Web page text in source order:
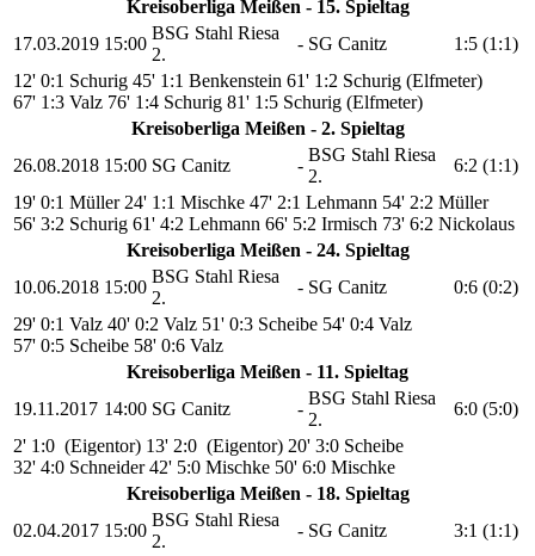
Kreisoberliga Meißen - 15. Spieltag
17.03.2019 15:00
BSG Stahl Riesa
2.
- SG Canitz
1:5 (1:1)
12' 0:1 Schurig 45' 1:1 Benkenstein 61' 1:2 Schurig (Elfmeter)
67' 1:3 Valz 76' 1:4 Schurig 81' 1:5 Schurig (Elfmeter)
Kreisoberliga Meißen - 2. Spieltag
26.08.2018 15:00 SG Canitz -
BSG Stahl Riesa
2.
6:2 (1:1)
19' 0:1 Müller24' 1:1 Mischke 47' 2:1 Lehmann 54' 2:2 Müller
56' 3:2 Schurig 61' 4:2 Lehmann 66' 5:2 Irmisch 73' 6:2 Nickolaus
Kreisoberliga Meißen - 24. Spieltag
10.06.2018 15:00
BSG Stahl Riesa
2.
- SG Canitz
0:6 (0:2)
29' 0:1 Valz 40' 0:2 Valz 51' 0:3 Scheibe 54' 0:4 Valz
57' 0:5 Scheibe 58' 0:6 Valz
Kreisoberliga Meißen - 11. Spieltag
19.11.2017 14:00 SG Canitz -
BSG Stahl Riesa
2.
6:0 (5:0)
2' 1:0 (Eigentor) 13' 2:0 (Eigentor) 20' 3:0 Scheibe
32' 4:0 Schneider42' 5:0 Mischke 50' 6:0 Mischke
Kreisoberliga Meißen - 18. Spieltag
02.04.2017 15:00
BSG Stahl Riesa
2.
- SG Canitz
3:1 (1:1)